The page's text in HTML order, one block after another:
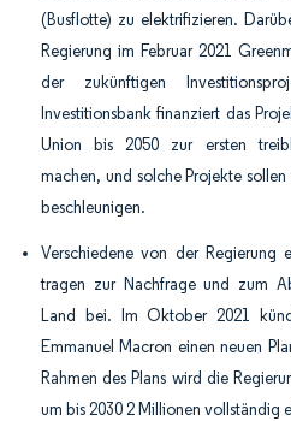
(Busflotte) zu elektrifizieren.
Regierung im Februar 2021
der zukünftigen
Investitionsbank finanziert das
Union bis 2050 zur ersten
machen, und solche Projekte
beschleunigen.
Verschiedene von der Regierung
tragen zur Nachfrage und zum
Land bei. Im Oktober 2021
Emmanuel Macron einen neuen
Rahmen des Plans wird die
um bis 2030 2 Millionen vollständig